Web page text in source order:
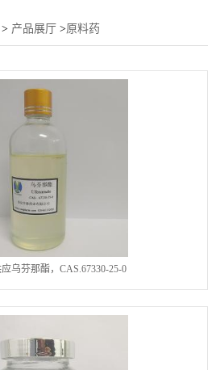
> 产品展厅 >原料药
乌芬那酯，CAS.67330-25-0